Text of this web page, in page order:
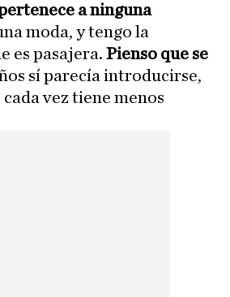
a ninguna
moda, y tengo la
es pasajera. Pienso que se
sí parecía introducirse,
vez tiene menos